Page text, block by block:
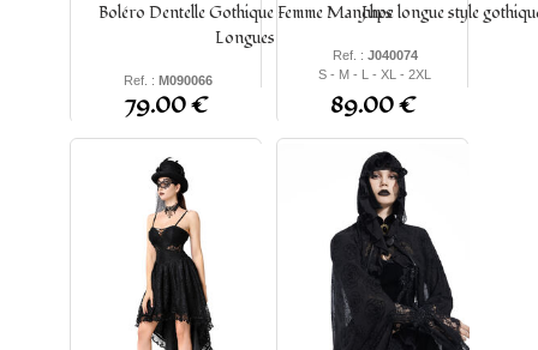
Boléro Dentelle Gothique Femme Manches
Longues
Ref. : M090066
S - M - L - XL - 2XL - 3XL
79.00 €
Jupe longue style
Ref. : J040074
S - M - L - XL - 2XL
89.00 €